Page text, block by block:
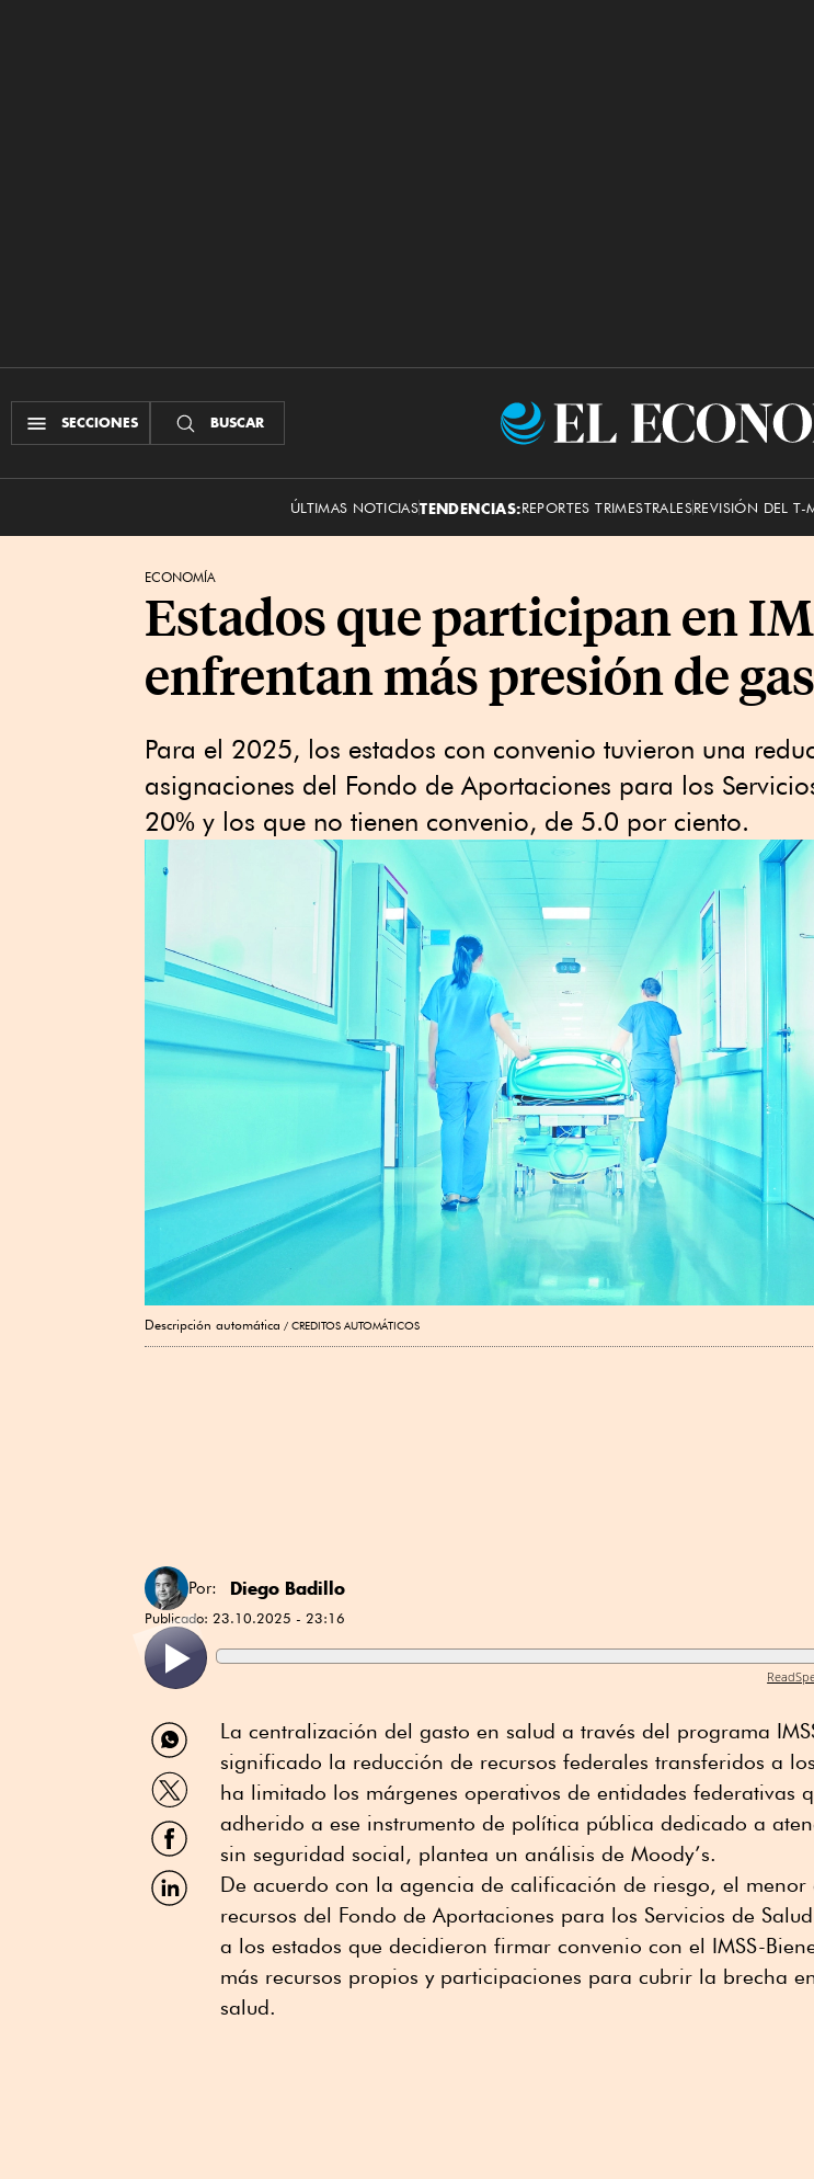
SECCIONES BUSCAR
El
ÚLTIMAS NOTICIASTENDENCIAS:REPORTES TRIMESTRALESREVISIÓN DEL T-
ECONOMÍA
Estados que participan en
enfrentan más presión de
Para el 2025, los estados con convenio tuvieron una
asignaciones del Fondo de Aportaciones para los
20% y los que no tienen convenio, de 5.0 por ciento.
Descripción automática CREDITOS AUTOMÁTICOS
Por: Diego Badillo
Publicado: 23.10.2025 - 23:16
Compartir
por
WhatsApp
Compartir
por
Twitter
Compartir
por
Facebook
Compartir
por
La centralización del gasto en salud a través del programa
significado la reducción de recursos federales transferidos a
ha limitado los márgenes operativos de entidades federativas
adherido a ese instrumento de política pública dedicado a
sin seguridad social, plantea un análisis de Moody’s.
De acuerdo con la agencia de calificación de riesgo, el menor
recursos del Fondo de Aportaciones para los Servicios de
a los estados que decidieron firmar convenio con el IMSS-
más recursos propios y participaciones para cubrir la brecha
salud.